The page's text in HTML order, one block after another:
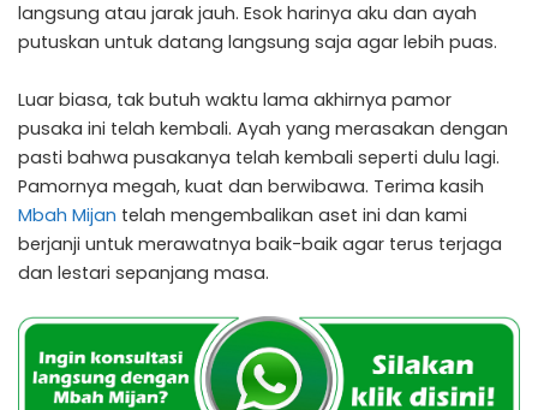
langsung atau jarak jauh. Esok harinya aku dan ayah
putuskan untuk datang langsung saja agar lebih puas.
Luar biasa, tak butuh waktu lama akhirnya pamor
pusaka ini telah kembali. Ayah yang merasakan dengan
pasti bahwa pusakanya telah kembali seperti dulu lagi.
Pamornya megah, kuat dan berwibawa. Terima kasih
Mbah Mijan telah mengembalikan aset ini dan kami
berjanji untuk merawatnya baik-baik agar terus terjaga
dan lestari sepanjang masa.